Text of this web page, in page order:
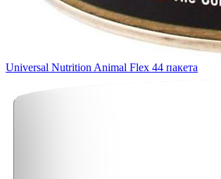
Universal Nutrition Animal Flex 44 пакета